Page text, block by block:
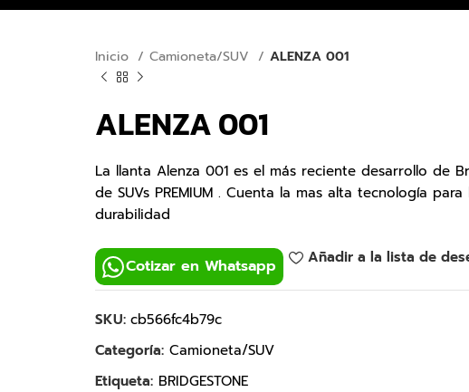
Inicio Camioneta/SUV ALENZA 001
ALENZA 001
La llanta Alenza 001 es el más reciente desarrollo de
de SUVs PREMIUM . Cuenta la mas alta tecnología
durabilidad
Cotizar en Whatsapp Añadir a la lista de
SKU: cb566fc4b79c
Categoría: Camioneta/SUV
Etiqueta: BRIDGESTONE